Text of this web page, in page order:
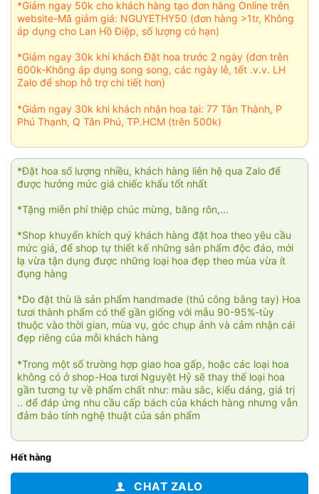
*Giảm ngay 50k cho khách hàng tạo đơn hàng Online trên
website-Mã giảm giá: NGUYETHY50 (đơn hàng >1tr, Không
áp dụng cho Lan Hồ Điệp, số lượng có hạn)
*Giảm ngay 30k khi khách Đặt hoa trước 2 ngày (đơn trên
600k-Không áp dụng song song, các ngày lễ, tết .v.v. LH
Zalo để shop hỗ trợ chi tiết hơn)
*Giảm ngay 30k khi khách nhận hoa tại: 77 Tân Thành, P
Phú Thạnh, Q Tân Phú, TP.HCM (trên 500k)
*Đặt hoa số lượng nhiều, khách hàng liên hệ qua Zalo để
được hưởng mức giá chiếc khấu tốt nhất
*Tặng miễn phí thiệp chúc mừng, băng rôn,...
*Shop khuyến khích quý khách hàng đặt hoa theo yêu cầu
mức giá, để shop tự thiết kế những sản phẩm độc đáo, mới
lạ vừa tận dụng được những loại hoa đẹp theo mùa vừa ít
đụng hàng
*Do đặt thù là sản phẩm handmade (thủ công bằng tay) Hoa
tươi thành phẩm có thể gần giống với mẫu 90-95%-tùy
thuộc vào thời gian, mùa vụ, góc chụp ảnh và cảm nhận cái
đẹp riêng của mỗi khách hàng
*Trong một số trường hợp giao hoa gấp, hoặc các loại hoa
không có ở shop-Hoa tươi Nguyệt Hỷ sẽ thay thế loại hoa
gần tương tự về phẩm chất như: màu sắc, kiểu dáng, giá trị
.. để đáp ứng nhu cầu cấp bách của khách hàng nhưng vẫn
đảm bảo tính nghệ thuật của sản phẩm
Hết hàng
CHAT ZALO